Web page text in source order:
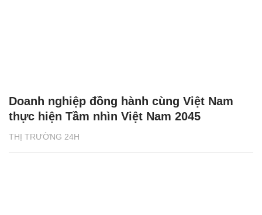
THỊ TRƯỜNG 24H
Doanh nghiệp đồng hành cùng Việt Nam
thực hiện Tầm nhìn Việt Nam 2045